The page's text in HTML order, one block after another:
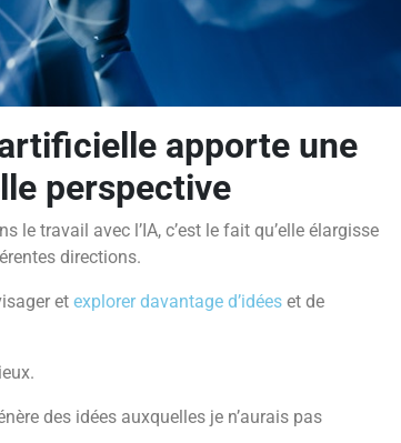
apporte une
perspective
le travail avec l’IA, c’est le fait qu’elle élargisse
directions.
et explorer davantage d’idées et de
des idées auxquelles je n’aurais pas